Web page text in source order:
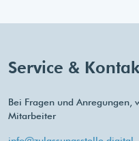
Service &
Bei Fragen und Anregungen,
Mitarbeiter